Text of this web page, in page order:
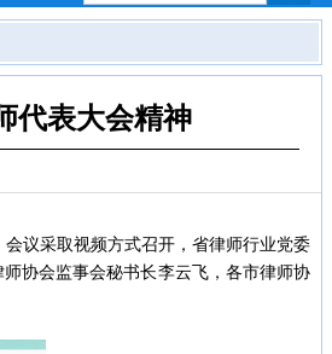
代表大会精神
议采取视频方式召开，省律师行业党委
协会监事会秘书长李云飞，各市律师协